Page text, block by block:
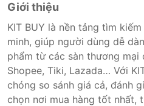
Giới thiệu
KIT BUY là nền tảng tìm
minh, giúp người dùng dễ
phẩm từ các sàn thương mại
Shopee, Tiki, Lazada… Với
chóng so sánh giá cả, đánh
chọn nơi mua hàng tốt nhất,